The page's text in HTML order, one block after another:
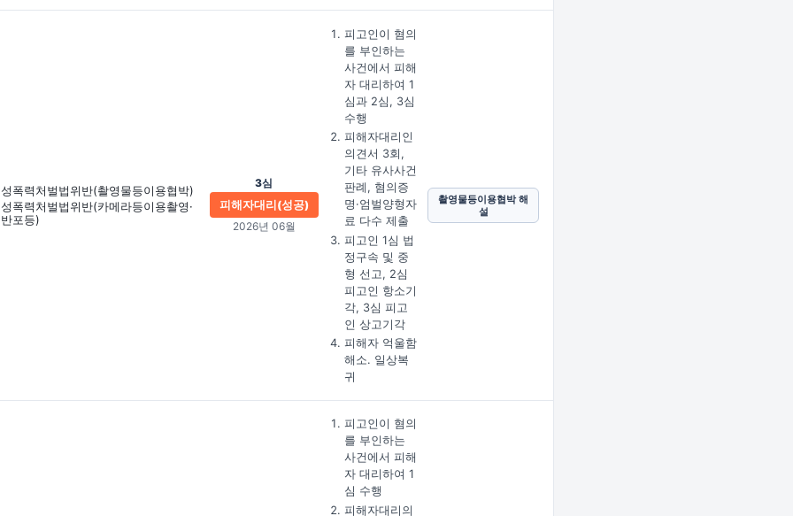
성폭력처벌법위반(촬영물등이용협박)
성폭력처벌법위반(카메라등이용촬영·
반포등)
3심
피해자대리(성공)
2026년 06월
피고인이 혐의
를 부인하는
사건에서 피해
자 대리하여 1
심과 2심, 3심
수행
피해자대리인
의견서 3회,
기타 유사사건
판례, 혐의증
명·엄벌양형자
료 다수 제출
피고인 1심 법
정구속 및 중
형 선고, 2심
피고인 항소기
각, 3심 피고
인 상고기각
피해자 억울함
해소. 일상복
귀
촬영물등이용협박 해
설
피고인이 혐의
를 부인하는
사건에서 피해
자 대리하여 1
심 수행
피해자대리의